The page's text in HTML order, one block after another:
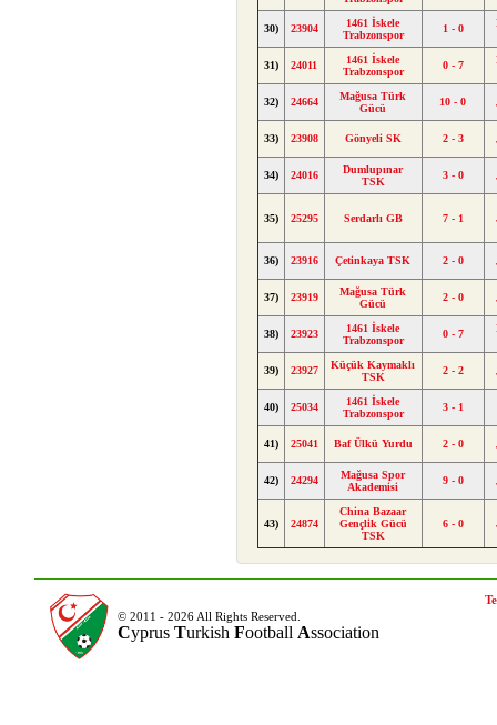
30) 23904
1461 İskele
Trabzonspor
1 - 0
31) 24011
1461 İskele
Trabzonspor
0 - 7
32) 24664
Mağusa Türk
Gücü
10 - 0
33) 23908 Gönyeli SK 2 - 3
34) 24016
Dumlupınar
TSK
3 - 0
35) 25295 Serdarlı GB 7 - 1
36) 23916 Çetinkaya TSK 2 - 0
37) 23919
Mağusa Türk
Gücü
2 - 0
38) 23923
1461 İskele
Trabzonspor
0 - 7
39) 23927
Küçük Kaymaklı
TSK
2 - 2
40) 25034
1461 İskele
Trabzonspor
3 - 1
41) 25041 Baf Ülkü Yurdu 2 - 0
42) 24294
Mağusa Spor
Akademisi
9 - 0
43) 24874
China Bazaar
Gençlik Gücü
TSK
6 - 0
© 2011 - 2026 All Rights Reserved.
Cyprus Turkish Football Association